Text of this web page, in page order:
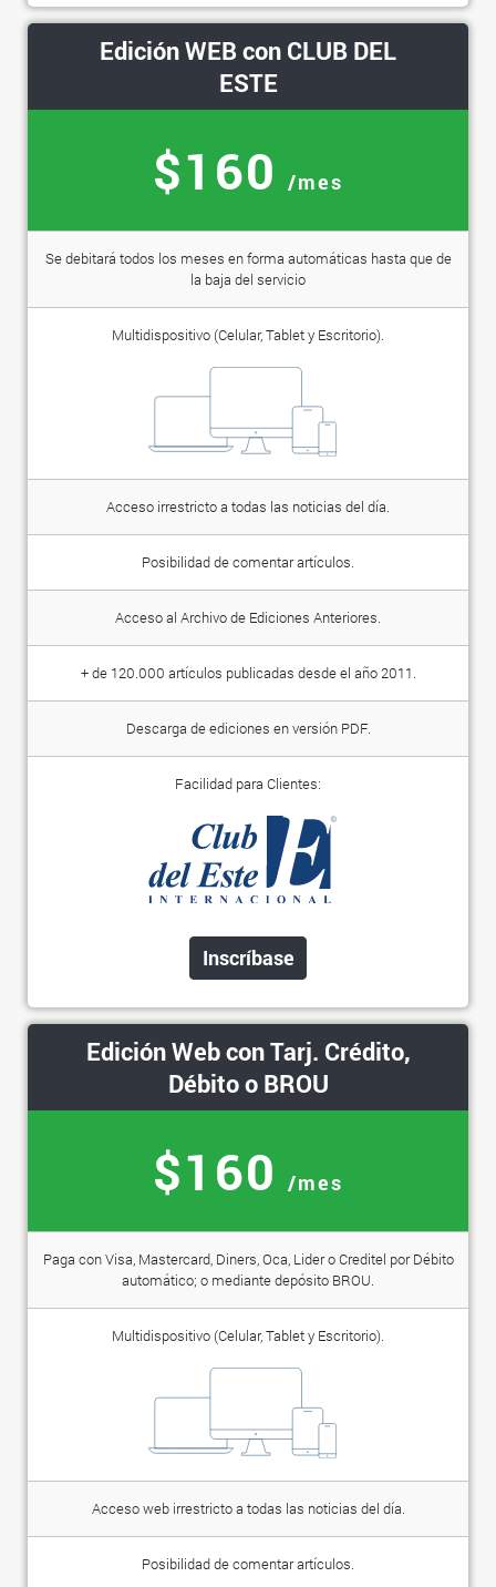
Edición WEB con CLUB DEL
ESTE
$160 /mes
Se debitará todos los meses en forma automáticas hasta que de
la baja del servicio
Multidispositivo (Celular, Tablet y Escritorio).
Acceso irrestricto a todas las noticias del día.
Posibilidad de comentar artículos.
Acceso al Archivo de Ediciones Anteriores.
+ de 120.000 artículos publicadas desde el año 2011.
Descarga de ediciones en versión PDF.
Facilidad para Clientes:
Inscríbase
Edición Web con Tarj. Crédito,
Débito o BROU
$160 /mes
Paga con Visa, Mastercard, Diners, Oca, Lider o Creditel por Débito
automático; o mediante depósito BROU.
Multidispositivo (Celular, Tablet y Escritorio).
Acceso web irrestricto a todas las noticias del día.
Posibilidad de comentar artículos.